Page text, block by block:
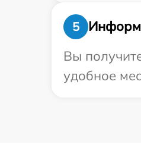
5
Вы
удобное